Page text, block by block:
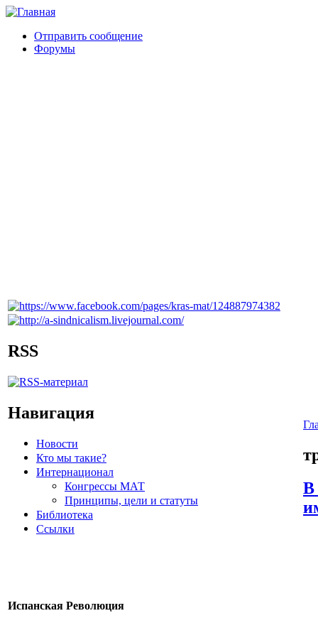
Отправить сообщение
Форумы
RSS
Навигация
Новости
Кто мы такие?
Интернационал
Конгрессы МАТ
Принципы, цели и статуты
Библиотека
Ссылки
Испанская Революция
В